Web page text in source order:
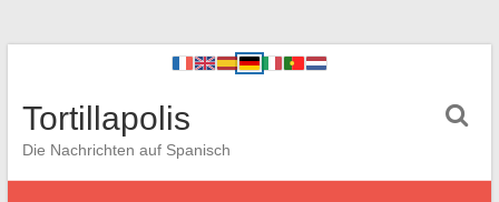
Tortillapolis
Die Nachrichten auf Spanisch